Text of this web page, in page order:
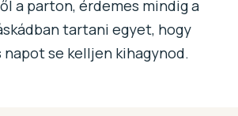
a parton, érdemes mindig a
tartani egyet, hogy
se kelljen kihagynod.